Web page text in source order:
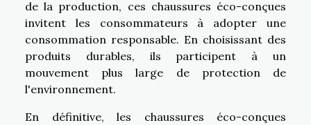
de la production, ces chaussures éco-conçues
invitent les consommateurs à adopter une
consommation responsable. En choisissant des
produits durables, ils participent à un
mouvement plus large de protection de
l'environnement.
En définitive, les chaussures éco-conçues